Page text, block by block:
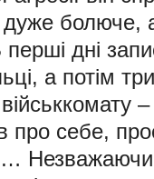
дуже болюче,
дні
а потім
–
про себе,